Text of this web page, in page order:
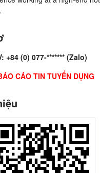
+84 (0) 077-******* (Zalo)
CÁO TIN TUYỂN DỤNG